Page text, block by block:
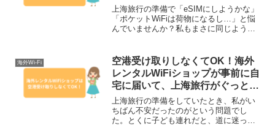
上海旅行の準備で「eSIMにしようかな」
「ポケットWiFiは荷物になるし…」と悩
んでいませんか？私もまさに同じように
外レンタルWiFiショップのほうが圧倒的
に安定し...
海外Wi-Fi
空港受け取りしなくてOK！海外
レンタルWiFiショップが事前に自
宅に届いて、上海旅行がぐっと楽
になった理由
上海旅行の準備をしていたとき、私がい
ちばん不安だったのがという問題でし
た。とくに子ども連れだと、道に迷った